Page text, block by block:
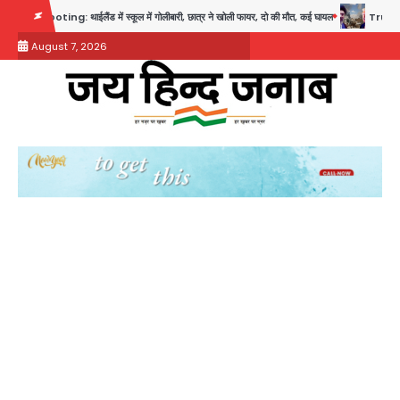
content
थाईलैंड में स्कूल में गोलीबारी, छात्र ने खोली फायर, दो की मौत, कई घायल Trump’s Dual
August 7, 2026